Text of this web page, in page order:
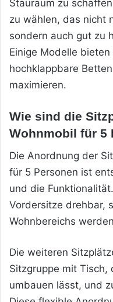
Stauraum zu
zu wählen, das nicht
sondern auch gut zu
Einige Modelle
hochklappbare
maximieren.
Wie sind die
Wohnmobil für 5
Die Anordnung der
für 5 Personen ist
und die
Vordersitze drehbar,
Wohnbereichs
Die weiteren
Sitzgruppe mit Tisch,
umbauen lässt, und